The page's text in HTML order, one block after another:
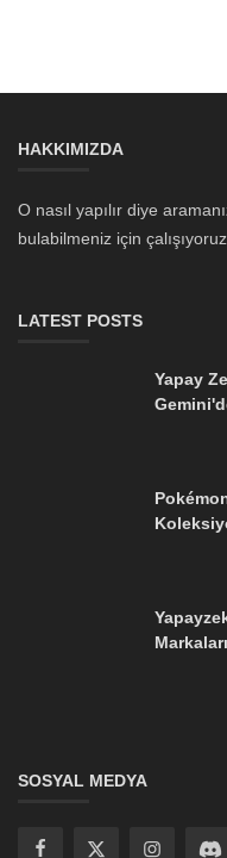
HAKKIMIZDA
O nasıl yapılır diye
bulabilmeniz için
LATEST POSTS
Yapay
SOSYAL MEDYA